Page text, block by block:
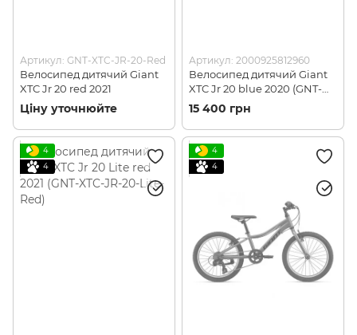
Артикул: GNT-XTC-JR-20-Red
Велосипед дитячий Giant
XTC Jr 20 red 2021
Ціну уточнюйте
Артикул: 2000925812960
Велосипед дитячий Giant
XTC Jr 20 blue 2020 (GNT-
XTC-JR-20-Blue)
15 400 грн
4
4
4
4